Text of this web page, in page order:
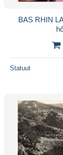
BAS RHIN
Statuut